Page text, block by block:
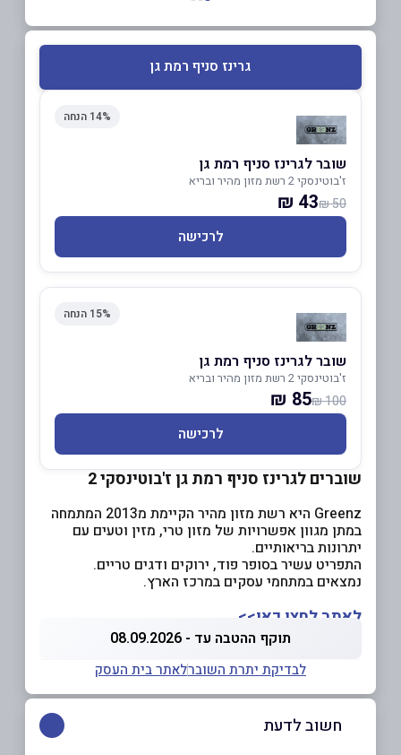
גרינז סניף רמת גן
14% הנחה
שובר לגרינז סניף רמת גן
ז'בוטינסקי 2 רשת מזון מהיר ובריא
50 ₪
43 ₪
לרכישה
15% הנחה
שובר לגרינז סניף רמת גן
ז'בוטינסקי 2 רשת מזון מהיר ובריא
100 ₪
85 ₪
לרכישה
שוברים לגרינז סניף רמת גן ז'בוטינסקי 2
Greenz היא רשת מזון מהיר הקיימת מ2013 המתמחה
במתן מגוון אפשרויות של מזון טרי, מזין וטעים עם
יתרונות בריאותיים.
התפריט עשיר בסופר פוד, ירוקים ודגים טריים.
נמצאים במתחמי עסקים במרכז הארץ.
לאתר לחצו כאן>>
תוקף ההטבה עד - 08.09.2026
לבדיקת יתרת השוברלאתר בית העסק
חשוב לדעת